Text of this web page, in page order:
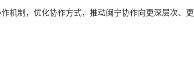
机制，优化协作方式，推动闽宁协作向更深层次、